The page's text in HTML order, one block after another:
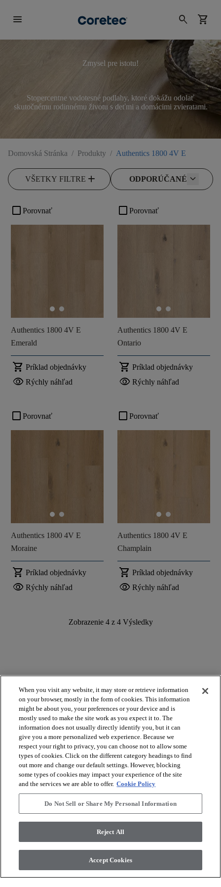
menu search shopping_cart
Zmysel pre istotu!
Stopercentne vodotesné podlahy, ktoré dokážu odolať
skutočnému rodinnému životu s deťmi a domácimi zvieratami.
Domovská Stránka / Produkty / Authentics 1800 4V E
VŠETKY FILTRE add ODPORÚČANÉ
check_box_outline_blank Porovnať
Authentics 1800 4V E
Emerald
shopping_cart Príklad objednávky
visibility Rýchly náhľad
check_box_outline_blank Porovnať
Authentics 1800 4V E
Ontario
shopping_cart Príklad objednávky
visibility Rýchly náhľad
check_box_outline_blank Porovnať
Authentics 1800 4V E
Moraine
shopping_cart Príklad objednávky
visibility Rýchly náhľad
check_box_outline_blank Porovnať
Authentics 1800 4V E
Champlain
shopping_cart Príklad objednávky
visibility Rýchly náhľad
Zobrazenie 4 z 4 Výsledky
ZOBRAZIŤ PRODUKTY
ZOBRAZIŤ ZDROJE
OUR SERVICES
O NÁS arrow_forward_ios
© 2026 Coretec, All Rights Reserved. Shaw Industries Group
inc., a Berkshire Hathaway Company
When you visit any website, it may store or retrieve information
on your browser, mostly in the form of cookies. This information
might be about you, your preferences or your device and is
mostly used to make the site work as you expect it to. The
information does not usually directly identify you, but it can
give you a more personalized web experience. Because we
respect your right to privacy, you can choose not to allow some
types of cookies. Click on the different category headings to find
out more and change our default settings. However, blocking
some types of cookies may impact your experience of the site
and the services we are able to offer. Cookie Policy
Do Not Sell or Share My Personal Information
Reject All
Accept Cookies